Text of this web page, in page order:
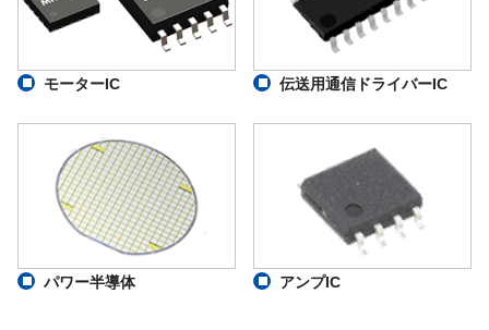
モーターIC 伝送用通信ドライバーIC
パワー半導体 アンプIC